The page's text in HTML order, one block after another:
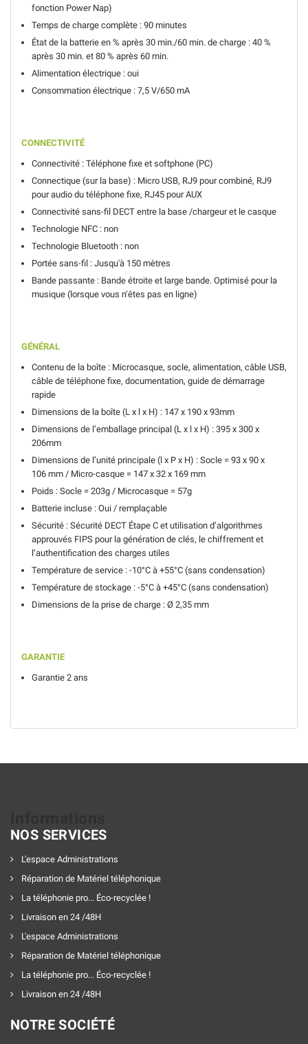
fonction Power Nap)
Temps de charge complète : 90 minutes
État de la batterie en % après 30 min./60 min. de charge : 40 %
après 30 min. et 80 % après 60 min.
Alimentation électrique : oui
Consommation électrique : 7,5 V/650 mA
CONNECTIVITÉ
Connectivité : Téléphone fixe et softphone (PC)
Connectique (sur la base) : Micro USB, RJ9 pour combiné, RJ9
pour audio du téléphone fixe, RJ45 pour AUX
Connectivité sans-fil DECT entre la base /chargeur et le casque
Technologie NFC : non
Technologie Bluetooth : non
Portée sans-fil : Jusqu'à 150 mètres
Bande passante : Bande étroite et large bande. Optimisé pour la
musique (lorsque vous n’êtes pas en ligne)
GÉNÉRAL
Contenu de la boîte : Microcasque, socle, alimentation, câble USB,
câble de téléphone fixe, documentation, guide de démarrage
rapide
Dimensions de la boîte (L x l x H) : 147 x 190 x 93mm
Dimensions de l’emballage principal (L x l x H) : 395 x 300 x
206mm
Dimensions de l’unité principale (l x P x H) : Socle = 93 x 90 x
106 mm / Micro-casque = 147 x 32 x 169 mm
Poids : Socle = 203g / Microcasque = 57g
Batterie incluse : Oui / remplaçable
Sécurité : Sécurité DECT Étape C et utilisation d’algorithmes
approuvés FIPS pour la génération de clés, le chiffrement et
l’authentification des charges utiles
Température de service : -10°C à +55°C (sans condensation)
Température de stockage : -5°C à +45°C (sans condensation)
Dimensions de la prise de charge : Ø 2,35 mm
GARANTIE
Garantie 2 ans
NOS SERVICES
L'espace Administrations
Réparation de Matériel téléphonique
La téléphonie pro... Éco-recyclée !
Livraison en 24 /48H
L'espace Administrations
Réparation de Matériel téléphonique
La téléphonie pro... Éco-recyclée !
Livraison en 24 /48H
NOTRE SOCIÉTÉ